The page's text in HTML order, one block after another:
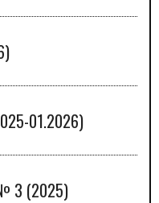
01.2026)
3 (2025)